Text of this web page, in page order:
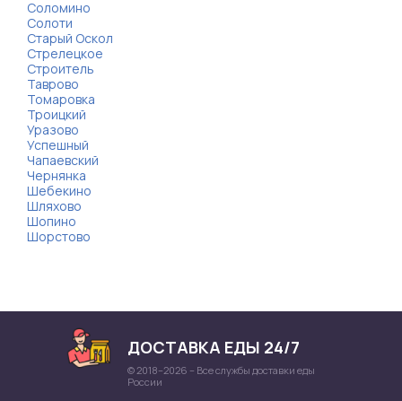
Соломино
Солоти
Старый Оскол
Стрелецкое
Строитель
Таврово
Томаровка
Троицкий
Уразово
Успешный
Чапаевский
Чернянка
Шебекино
Шляхово
Шопино
Шорстово
ДОСТАВКА ЕДЫ 24/7
© 2018–2026 – Все службы доставки еды
России